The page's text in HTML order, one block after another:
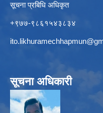
सूचना प्रबिधि अधिकृत
+९७७-९८६१५४३८३४
सूचना अधिकारी